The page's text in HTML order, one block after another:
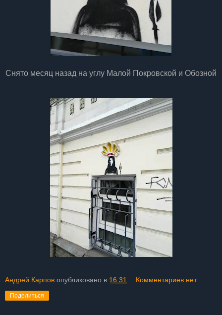
Снято месяц назад на углу Малой Покровской и Обозной
Андрей Карпов опубликовано в 16:31 Комментариев нет:
Поделиться